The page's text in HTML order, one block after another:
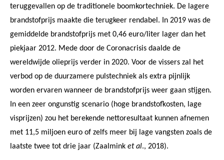
teruggevallen op de traditionele boomkortechniek. De lagere
brandstofprijs maakte die terugkeer rendabel. In 2019 was de
gemiddelde brandstofprijs met 0,46 euro/liter lager dan het
piekjaar 2012. Mede door de Coronacrisis daalde de
wereldwijde olieprijs verder in 2020. Voor de vissers zal het
verbod op de duurzamere pulstechniek als extra pijnlijk
worden ervaren wanneer de brandstofprijs weer gaan stijgen.
In een zeer ongunstig scenario (hoge brandstofkosten, lage
visprijzen) zou het berekende nettoresultaat kunnen afnemen
met 11,5 miljoen euro of zelfs meer bij lage vangsten zoals de
laatste twee tot drie jaar (Zaalmink et al., 2018).